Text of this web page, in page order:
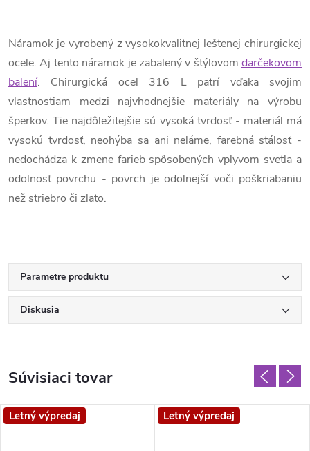
Náramok je vyrobený z vysokokvalitnej leštenej chirurgickej
ocele. Aj tento náramok je zabalený v štýlovom darčekovom
balení. Chirurgická oceľ 316 L patrí vďaka svojim
vlastnostiam medzi najvhodnejšie materiály na výrobu
šperkov. Tie najdôležitejšie sú vysoká tvrdosť - materiál má
vysokú tvrdosť, neohýba sa ani neláme, farebná stálosť -
nedochádza k zmene farieb spôsobených vplyvom svetla a
odolnosť povrchu - povrch je odolnejší voči poškriabaniu
než striebro či zlato.
Parametre produktu
Diskusia
Súvisiaci tovar
Letný výpredaj Letný výpredaj